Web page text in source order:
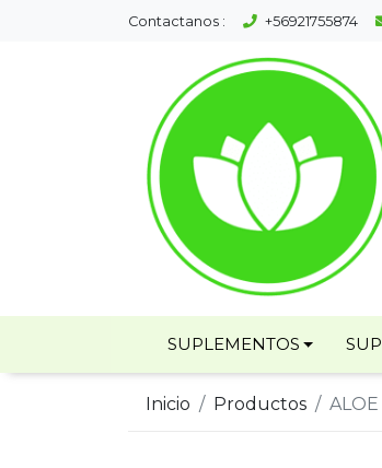
Contactanos : +56921755874
SUPLEMENTOS
Inicio Productos ALOE